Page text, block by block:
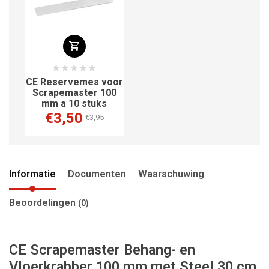
CE Reservemes voor
Scrapemaster 100
mm a 10 stuks
€3,50 €3,95
Informatie Documenten Waarschuwing
Beoordelingen (0)
CE Scrapemaster Behang- en